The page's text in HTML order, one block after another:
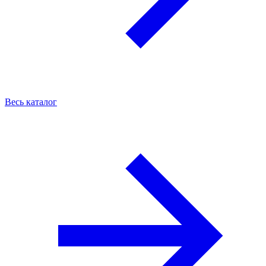
Весь каталог